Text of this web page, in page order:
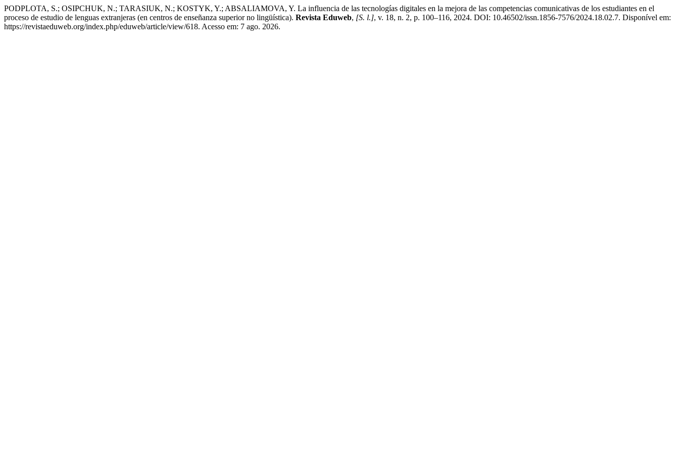
PODPLOTA, S.; OSIPCHUK, N.; TARASIUK, N.; KOSTYK, Y.; ABSALIAMOVA, Y. La influencia de las tecnologías digitales en la mejora de las competencias comunicativas de los estudiantes en el
proceso de estudio de lenguas extranjeras (en centros de enseñanza superior no lingüística). Revista Eduweb, [S. l.], v. 18, n. 2, p. 100–116, 2024. DOI: 10.46502/issn.1856-7576/2024.18.02.7. Disponível em:
https://revistaeduweb.org/index.php/eduweb/article/view/618. Acesso em: 7 ago. 2026.